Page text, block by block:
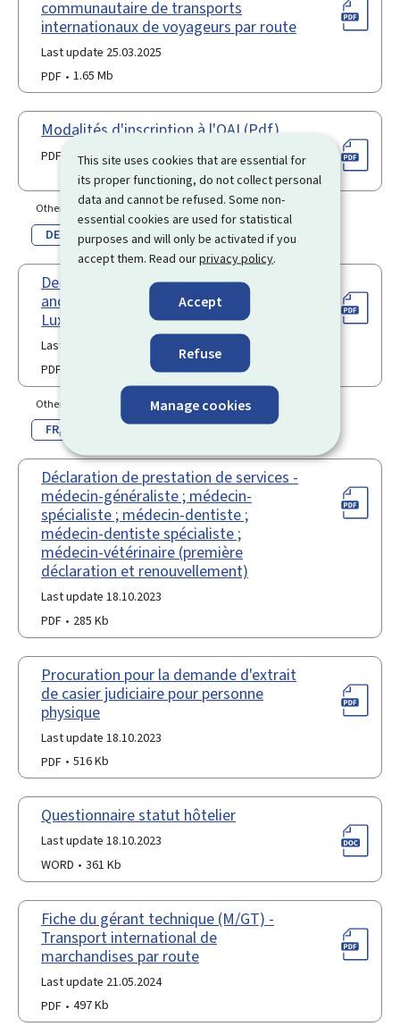
This site uses cookies that are essential for
its proper functioning, do not collect personal
data and cannot be refused. Some non-
essential cookies are used for statistical
purposes and will only be activated if you
accept them. Read ourprivacy policy.
Accept
Refuse
Manage cookies
communautaire de transports
internationaux de voyageurs par route
Last update 25.03.2025
PDF
1.65 Mb
Modalités d'inscription à l'OAI (Pdf)
PDF
Other language(s)
DE
Declaration concerning the occasional
and temporary provision of services in
Luxembourg
Last update 18.10.2023
PDF
Other language(s)
FR
Déclaration de prestation de services -
médecin-généraliste ; médecin-
spécialiste ; médecin-dentiste ;
médecin-dentiste spécialiste ;
médecin-vétérinaire (première
déclaration et renouvellement)
Last update 18.10.2023
PDF
285 Kb
Procuration pour la demande d'extrait
de casier judiciaire pour personne
physique
Last update 18.10.2023
PDF
516 Kb
Questionnaire statut hôtelier
Last update 18.10.2023
WORD
361 Kb
Fiche du gérant technique (M/GT) -
Transport international de
marchandises par route
Last update 21.05.2024
PDF
497 Kb